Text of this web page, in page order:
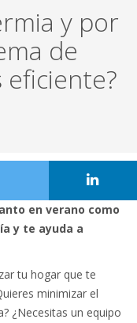
y por
de
eficiente?
en verano como
y te ayuda a
tu hogar que te
minimizar el
¿Necesitas un equipo